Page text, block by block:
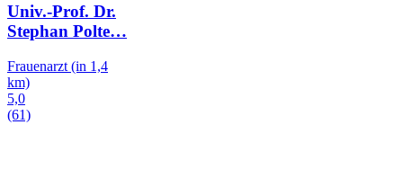
Univ.-Prof. Dr.
Stephan Polte…
Frauenarzt (in 1,4
km)
5,0
(61)